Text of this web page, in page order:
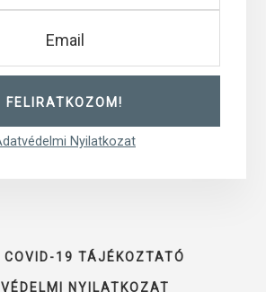
Nyilatkozat
COVID-19 TÁJÉKOZTATÓ
NYILATKOZAT